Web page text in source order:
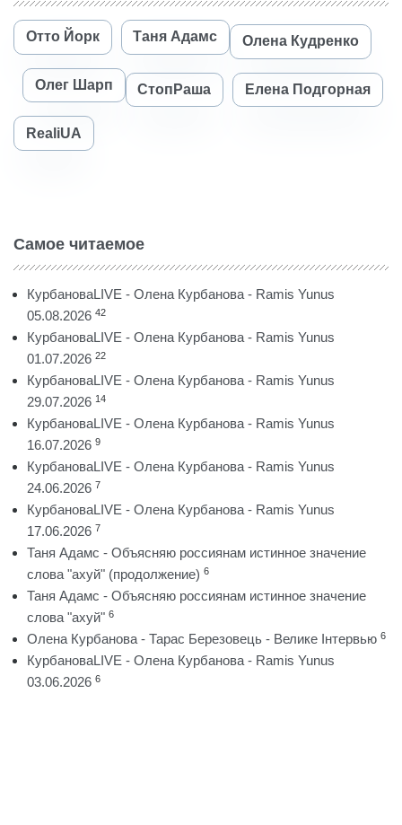
Отто Йорк Таня Адамс Олена Кудренко
Олег Шарп СтопРаша Елена Подгорная
RealiUA
Самое читаемое
КурбановаLIVE - Олена Курбанова - Ramis Yunus
05.08.2026 42
КурбановаLIVE - Олена Курбанова - Ramis Yunus
01.07.2026 22
КурбановаLIVE - Олена Курбанова - Ramis Yunus
29.07.2026 14
КурбановаLIVE - Олена Курбанова - Ramis Yunus
16.07.2026 9
КурбановаLIVE - Олена Курбанова - Ramis Yunus
24.06.2026 7
КурбановаLIVE - Олена Курбанова - Ramis Yunus
17.06.2026 7
Таня Адамс - Объясняю россиянам истинное значение
слова "ахуй" (продолжение) 6
Таня Адамс - Объясняю россиянам истинное значение
слова "ахуй" 6
Олена Курбанова - Тарас Березовець - Велике Інтервью 6
КурбановаLIVE - Олена Курбанова - Ramis Yunus
03.06.2026 6